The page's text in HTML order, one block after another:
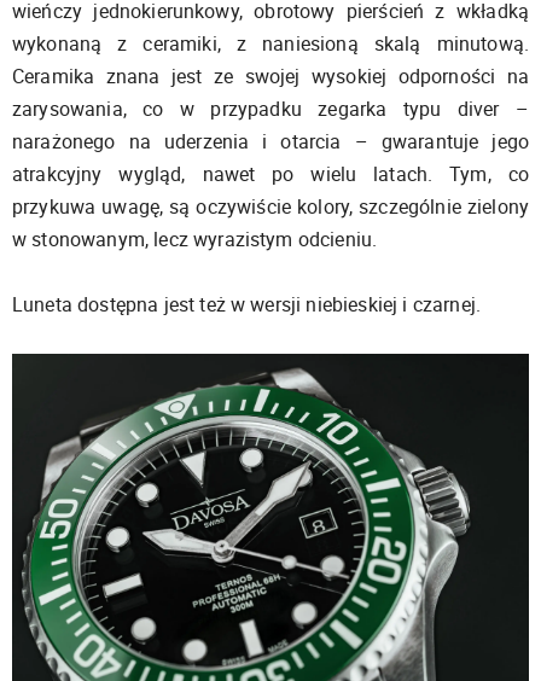
wieńczy jednokierunkowy, obrotowy pierścień z wkładką
wykonaną z ceramiki, z naniesioną skalą minutową.
Ceramika znana jest ze swojej wysokiej odporności na
zarysowania, co w przypadku zegarka typu diver –
narażonego na uderzenia i otarcia – gwarantuje jego
atrakcyjny wygląd, nawet po wielu latach. Tym, co
przykuwa uwagę, są oczywiście kolory, szczególnie zielony
w stonowanym, lecz wyrazistym odcieniu.
Luneta dostępna jest też w wersji niebieskiej i czarnej.